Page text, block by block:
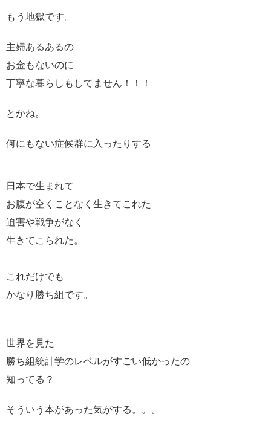
もう地獄です。
主婦あるあるの
お金もないのに
丁寧な暮らしもしてません！！！
とかね。
何にもない症候群に入ったりする
日本で生まれて
お腹が空くことなく生きてこれた
迫害や戦争がなく
生きてこられた。
これだけでも
かなり勝ち組です。
世界を見た
勝ち組統計学のレベルがすごい低かったの
知ってる？
そういう本があった気がする。。。